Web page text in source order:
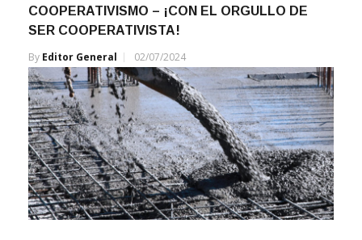
COOPERATIVISMO – ¡CON EL ORGULLO DE
SER COOPERATIVISTA!
By Editor General 02/07/2024